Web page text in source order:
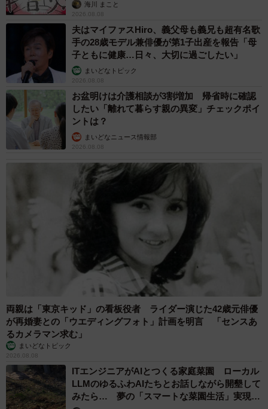
海川 まこと
2026.08.08
夫はマイファスHiro、義父母も義兄も超有名歌
手の28歳モデル兼俳優が第1子出産を報告「母
子ともに健康…日々、大切に過ごしたい」
まいどなトピック
2026.08.08
お盆明けは介護相談が3割増加 帰省時に確認
したい「離れて暮らす親の異変」チェックポイ
ントは？
まいどなニュース情報部
2026.08.08
両親は「東京キッド」の看板役者 ライダー演じた42歳元俳優
が再婚妻との「ウエディングフォト」計画を明言 「センスあ
るカメラマン求む」
まいどなトピック
2026.08.08
ITエンジニアがAIとつくる家庭菜園 ローカル
LLMのゆるふわAIたちとお話しながら開墾して
みたら… 夢の「スマートな菜園生活」実現な